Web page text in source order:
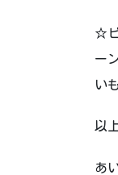
☆ビ
ー
い
以
あ